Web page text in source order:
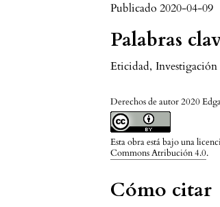
Publicado 2020-04-09
Palabras
Eticidad, Investigación
Derechos de autor 2020
Esta obra está bajo una
Commons Atribución 4.0.
Cómo citar